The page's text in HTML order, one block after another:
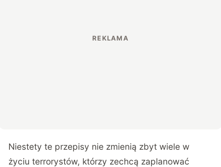
Niestety te przepisy nie zmienią zbyt wiele w
życiu terrorystów, którzy zechcą zaplanować